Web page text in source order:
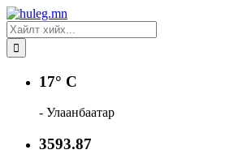
17° C
- Улаанбаатар
3593.87